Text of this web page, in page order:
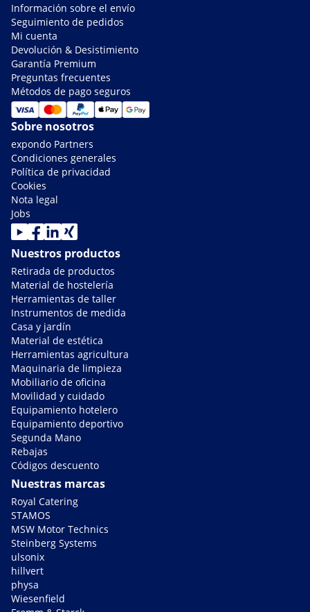
Información sobre el envío
Seguimiento de pedidos
Mi cuenta
Devolución & Desistimiento
Garantía Premium
Preguntas frecuentes
Métodos de pago seguros
Sobre nosotros
expondo Partners
Condiciones generales
Política de privacidad
Cookies
Nota legal
Jobs
Nuestros productos
Retirada de productos
Material de hostelería
Herramientas de taller
Instrumentos de medida
Casa y jardín
Material de estética
Herramientas agricultura
Maquinaria de limpieza
Mobiliario de oficina
Movilidad y cuidado
Equipamiento hotelero
Equipamiento deportivo
Segunda Mano
Rebajas
Códigos descuento
Nuestras marcas
Royal Catering
STAMOS
MSW Motor Technics
Steinberg Systems
ulsonix
hillvert
physa
Wiesenfield